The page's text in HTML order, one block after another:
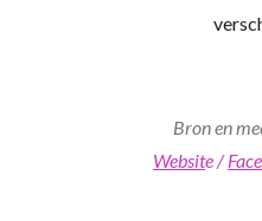
Bron en
Website /